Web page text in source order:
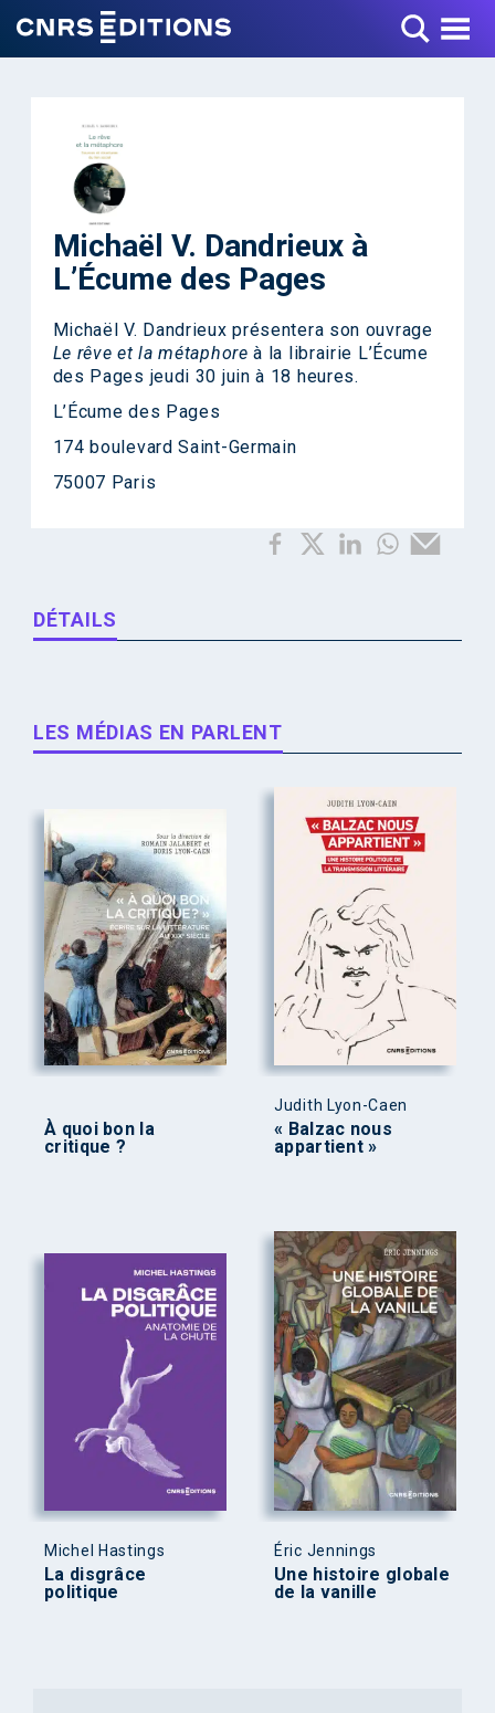
Toggle Menu
Michaël V. Dandrieux à
L’Écume des Pages
Michaël V. Dandrieux présentera son ouvrage
Le rêve et la métaphore à la librairie L’Écume
des Pages jeudi 30 juin à 18 heures.
L’Écume des Pages
174 boulevard Saint-Germain
75007 Paris
DÉTAILS
LES MÉDIAS EN PARLENT
À quoi bon la
critique ?
Judith Lyon-Caen
« Balzac nous
appartient »
Michel Hastings
La disgrâce
politique
Éric Jennings
Une histoire globale
de la vanille